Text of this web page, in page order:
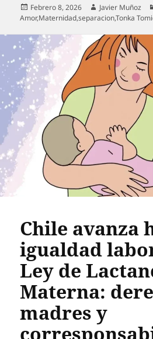
Publicado
el
Febrero 8, 2026 Autor
Javier Muñoz
Amor,Maternidad,separacion,Tonka
Chile avanza
igualdad
Ley de
Materna:
madres y